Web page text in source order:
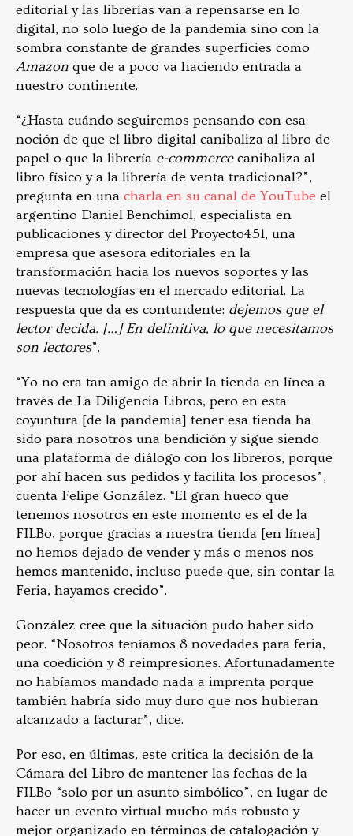
editorial y las librerías van a repensarse en lo
digital, no solo luego de la pandemia sino con la
sombra constante de grandes superficies como
Amazon que de a poco va haciendo entrada a
nuestro continente.
“¿Hasta cuándo seguiremos pensando con esa
noción de que el libro digital canibaliza al libro de
papel o que la librería e-commercecanibaliza al
libro físico y a la librería de venta tradicional?”,
pregunta en una charla en su canal de YouTube el
argentino Daniel Benchimol, especialista en
publicaciones y director del Proyecto451, una
empresa que asesora editoriales en la
transformación hacia los nuevos soportes y las
nuevas tecnologías en el mercado editorial. La
respuesta que da es contundente: dejemos que el
lector decida. […] En definitiva, lo que necesitamos
son lectores”.
“Yo no era tan amigo de abrir la tienda en línea a
través de La Diligencia Libros, pero en esta
coyuntura [de la pandemia] tener esa tienda ha
sido para nosotros una bendición y sigue siendo
una plataforma de diálogo con los libreros, porque
por ahí hacen sus pedidos y facilita los procesos”,
cuenta Felipe González. “El gran hueco que
tenemos nosotros en este momento es el de la
FILBo, porque gracias a nuestra tienda [en línea]
no hemos dejado de vender y más o menos nos
hemos mantenido, incluso puede que, sin contar la
Feria, hayamos crecido”.
González cree que la situación pudo haber sido
peor. “Nosotros teníamos 8 novedades para feria,
una coedición y 8 reimpresiones. Afortunadamente
no habíamos mandado nada a imprenta porque
también habría sido muy duro que nos hubieran
alcanzado a facturar”, dice.
Por eso, en últimas, este critica la decisión de la
Cámara del Libro de mantener las fechas de la
FILBo “solo por un asunto simbólico”, en lugar de
hacer un evento virtual mucho más robusto y
mejor organizado en términos de catalogación y